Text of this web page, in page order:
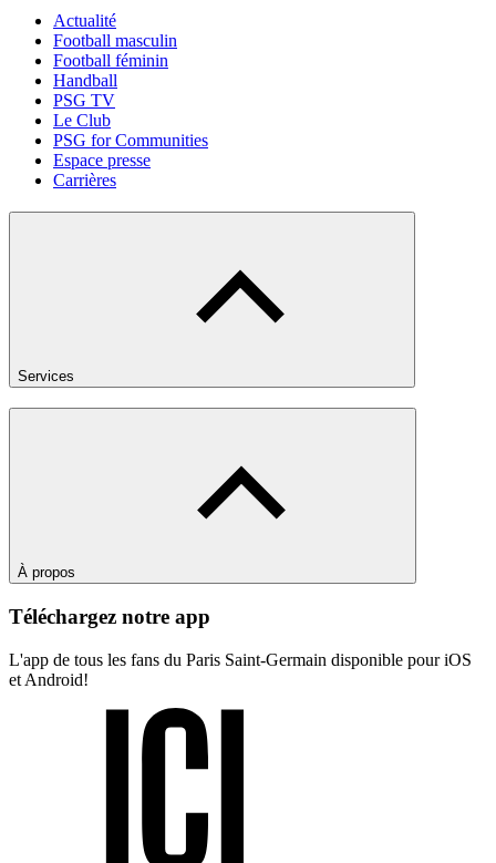
Actualité
Football masculin
Football féminin
Handball
PSG TV
Le Club
PSG for Communities
Espace presse
Carrières
Services
À propos
Téléchargez notre app
L'app de tous les fans du Paris Saint-Germain disponible pour iOS
et Android!